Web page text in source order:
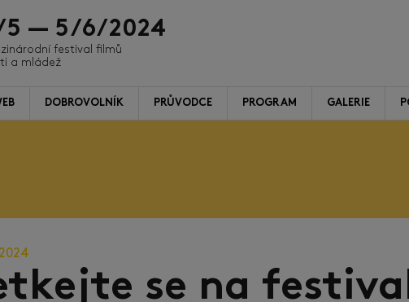
— 5/6/2024
festival filmů
a mládež
DOBROVOLNÍK PRŮVODCE PROGRAM GALERIE
se na